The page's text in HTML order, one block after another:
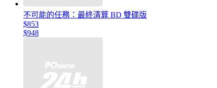
不可能的任務：最終清算 BD 雙碟版
$853
$948